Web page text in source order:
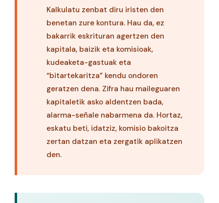
Kalkulatu zenbat diru iristen den
benetan zure kontura. Hau da, ez
bakarrik eskrituran agertzen den
kapitala, baizik eta komisioak,
kudeaketa-gastuak eta
“bitartekaritza” kendu ondoren
geratzen dena. Zifra hau maileguaren
kapitaletik asko aldentzen bada,
alarma-señale nabarmena da. Hortaz,
eskatu beti, idatziz, komisio bakoitza
zertan datzan eta zergatik aplikatzen
den.